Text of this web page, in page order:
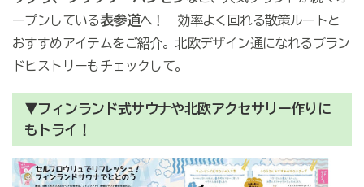
ープンしている表参道へ！ 効率よく回れる散策ルートと
おすすめアイテムをご紹介。北欧デザイン通になれるブラン
ドヒストリーもチェックして。
▼フィンランド式サウナや北欧アクセサリー作りに
もトライ！